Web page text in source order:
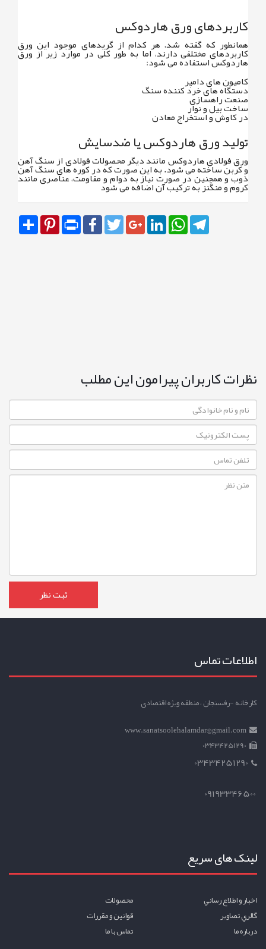
کاربردهای ورق هاردوکس
همانطور که گفته شد، هر کدام از گریدهای موجود این ورق
کاربردهای مختلفی دارند، اما به طور کلی در موارد زیر از ورق
هاردوکس استفاده می شود:
کامیون های دامپر
دستگاه های خرد کننده سنگ
صنعت راهسازی
ساخت بیل و نوار
در کاوش و استخراج معادن
تولید ورق هاردوکس یا ضدسایش
ورق فولادی هاردوکس مانند دیگر محصولات فولادی از سنگ آهن
و کربن ساخته می شود. به این صورت که در کوره های سنگ آهن
ذوب و همچنین در صورت نیاز به دوام و مقاومت، عناصری مانند
کروم و منگنز به ترکیب آن اضافه می شود
SharePinterest Print
FacebookTwitterGoogle+LinkedInWhatsAppTelegram
نظرات کاربران پیرامون این مطلب
اطلاعات تماس
کارخانه -رفسنجان ، منطقه ویژه اقتصادی
www.sanatsoolehalamdar@gmail.com
03434251290
03434251290
09193346500
لینک های سریع
اخبار و اطلاع رساني
محصولات
گالري تصاوير
قوانين و مقررات
درباره ما
تماس با ما